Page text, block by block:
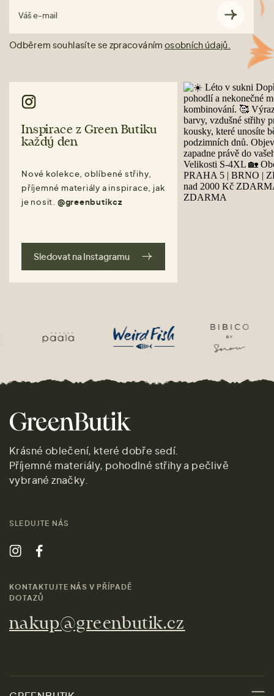
Váš e-mail
Odběrem souhlasíte se zpracováním osobních údajů.
Inspirace z Green Butiku
každý den
Nové kolekce, oblíbené střihy,
příjemné materiály a inspirace, jak
je nosit. @greenbutikcz
Sledovat na Instagramu
Krásné oblečení, které dobře sedí.
Příjemné materiály, pohodlné střihy a pečlivě
vybrané značky.
SLEDUJTE NÁS
KONTAKTUJTE NÁS V PŘÍPADĚ
DOTAZŮ
nakup@greenbutik.cz